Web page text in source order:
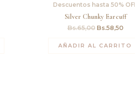
Descuentos hasta 50%
Silver Chunky Earcuff
Bs.65,00
era:
Bs.65,00.
Bs.58,50
es:
AÑADIR AL CARRITO